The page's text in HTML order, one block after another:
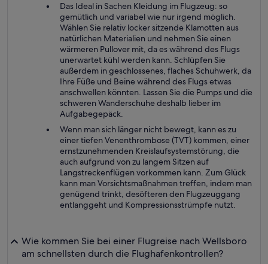
Das Ideal in Sachen Kleidung im Flugzeug: so
gemütlich und variabel wie nur irgend möglich.
Wählen Sie relativ locker sitzende Klamotten aus
natürlichen Materialien und nehmen Sie einen
wärmeren Pullover mit, da es während des Flugs
unerwartet kühl werden kann. Schlüpfen Sie
außerdem in geschlossenes, flaches Schuhwerk, da
Ihre Füße und Beine während des Flugs etwas
anschwellen könnten. Lassen Sie die Pumps und die
schweren Wanderschuhe deshalb lieber im
Aufgabegepäck.
Wenn man sich länger nicht bewegt, kann es zu
einer tiefen Venenthrombose (TVT) kommen, einer
ernstzunehmenden Kreislaufsystemstörung, die
auch aufgrund von zu langem Sitzen auf
Langstreckenflügen vorkommen kann. Zum Glück
kann man Vorsichtsmaßnahmen treffen, indem man
genügend trinkt, desöfteren den Flugzeuggang
entlanggeht und Kompressionsstrümpfe nutzt.
Wie kommen Sie bei einer Flugreise nach Wellsboro
am schnellsten durch die Flughafenkontrollen?